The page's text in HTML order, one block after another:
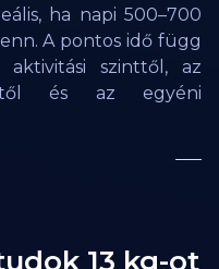
ha napi 500–700
A pontos idő függ
szinttől, az
és az egyéni
13 kg-ot